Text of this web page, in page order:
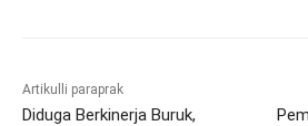
Artikulli paraprak
Diduga Berkinerja Buruk,